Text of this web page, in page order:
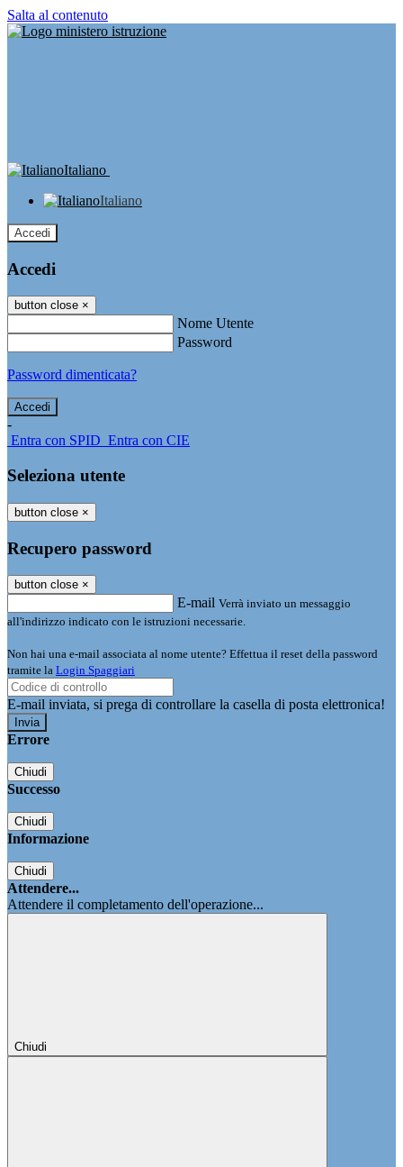
Salta al contenuto
Italiano
Italiano
Accedi
Accedi
button close ×
Nome Utente
Password
Password dimenticata?
-
Entra con SPID Entra con CIE
Seleziona utente
button close ×
Recupero password
button close ×
E-mail Verrà inviato un messaggio
all'indirizzo indicato con le istruzioni necessarie.
Non hai una e-mail associata al nome utente? Effettua il reset della password
tramite la Login Spaggiari
E-mail inviata, si prega di controllare la casella di posta elettronica!
Errore
Chiudi
Successo
Chiudi
Informazione
Chiudi
Attendere...
Attendere il completamento dell'operazione...
Chiudi